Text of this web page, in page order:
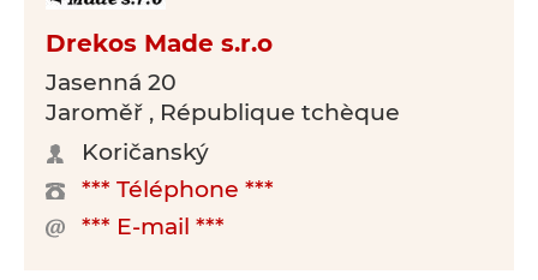
Drekos Made s.r.o
Jasenná 20
Jaroměř , République tchèque
Koričanský
*** Téléphone ***
*** E-mail ***